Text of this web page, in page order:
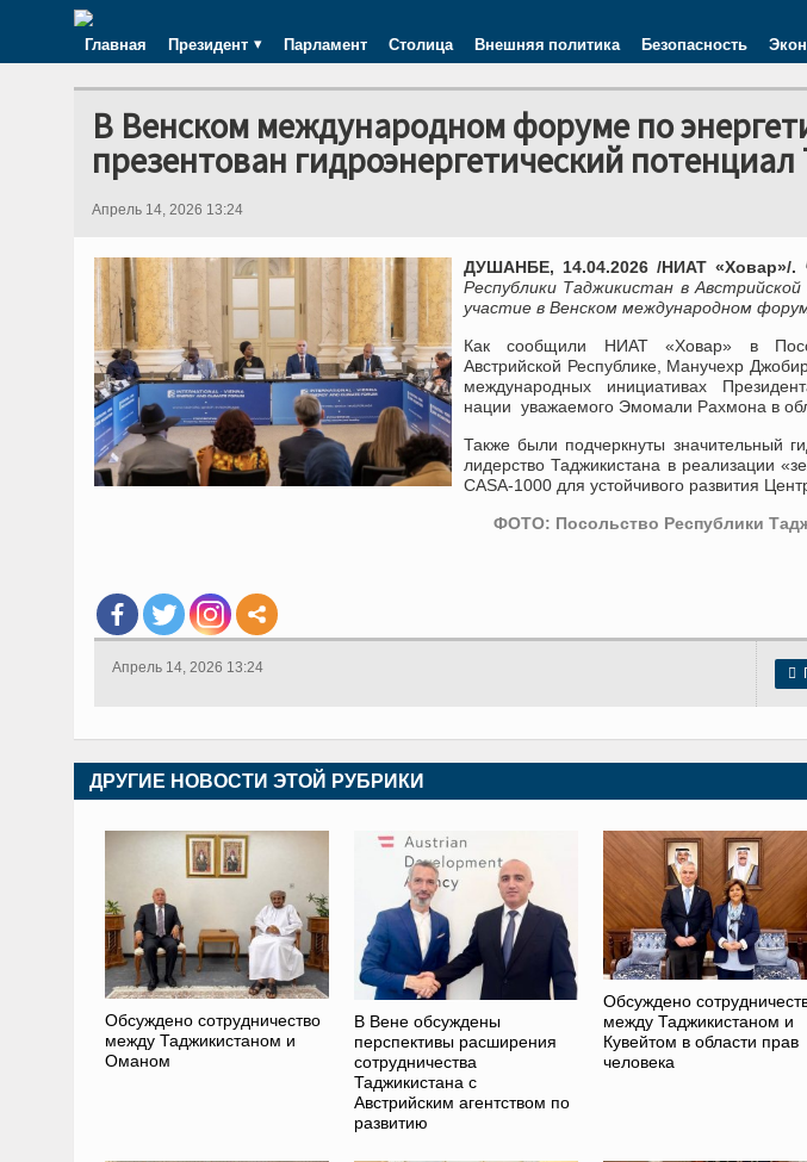
Главная Президент Парламент Столица Внешняя политика Безопасность
В Венском международном форуме по
презентован гидроэнергетический
Апрель 14, 2026 13:24
ДУШАНБЕ, 14.04.2026 /НИАТ «Ховар»/.
Республики Таджикистан в
участие в Венском международном
Как сообщили НИАТ «Ховар» в
Австрийской Республике, Манучехр
международных инициативах
нации уважаемого Эмомали Рахмона в
Также были подчеркнуты значительный
лидерство Таджикистана в реализации
CASA-1000 для устойчивого развития
ФОТО: Посольство Республики

Апрель 14, 2026 13:24
ДРУГИЕ НОВОСТИ ЭТОЙ РУБРИКИ
Обсуждено сотрудничество
между Таджикистаном и
Оманом
В Вене обсуждены
перспективы расширения
сотрудничества
Таджикистана с
Австрийским агентством по
развитию
Обсуждено
между Таджикистаном и
Кувейтом в области прав
человека